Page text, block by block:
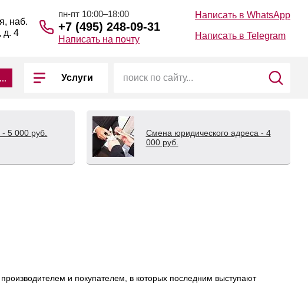
наб.
д. 4
пн-пт 10:00–18:00
+7 (495) 248-09-31
Написать на почту
Написать в WhatsApp
Написать в Telegram
Услуги
5 000 руб.
Смена юридического адреса - 4
000 руб.
и покупателем, в которых последним выступают